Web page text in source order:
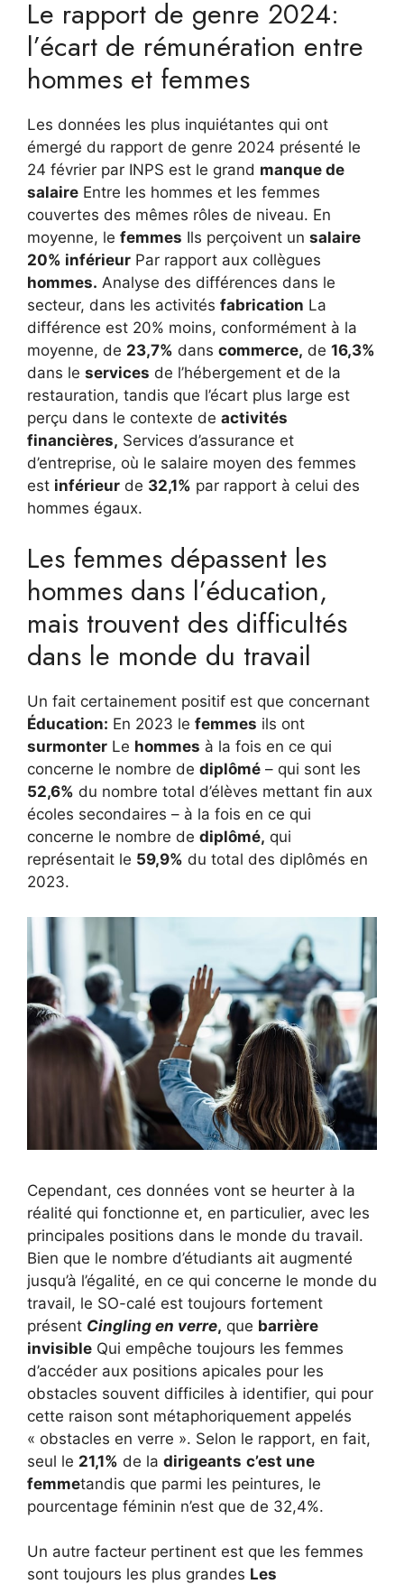
Le rapport de genre 2024:
l’écart de rémunération entre
hommes et femmes
Les données les plus inquiétantes qui ont
émergé du rapport de genre 2024 présenté le
24 février par INPS est le grand manque de
salaire Entre les hommes et les femmes
couvertes des mêmes rôles de niveau. En
moyenne, le femmes Ils perçoivent un salaire
20% inférieur Par rapport aux collègues
hommes. Analyse des différences dans le
secteur, dans les activités fabrication La
différence est 20% moins, conformément à la
moyenne, de 23,7% dans commerce, de 16,3%
dans le services de l’hébergement et de la
restauration, tandis que l’écart plus large est
perçu dans le contexte de activités
financières, Services d’assurance et
d’entreprise, où le salaire moyen des femmes
est inférieur de 32,1% par rapport à celui des
hommes égaux.
Les femmes dépassent les
hommes dans l’éducation,
mais trouvent des difficultés
dans le monde du travail
Un fait certainement positif est que concernant
Éducation: En 2023 le femmes ils ont
surmonter Le hommes à la fois en ce qui
concerne le nombre de diplômé – qui sont les
52,6% du nombre total d’élèves mettant fin aux
écoles secondaires – à la fois en ce qui
concerne le nombre de diplômé, qui
représentait le 59,9% du total des diplômés en
2023.
Cependant, ces données vont se heurter à la
réalité qui fonctionne et, en particulier, avec les
principales positions dans le monde du travail.
Bien que le nombre d’étudiants ait augmenté
jusqu’à l’égalité, en ce qui concerne le monde du
travail, le SO-calé est toujours fortement
présent Cingling en verre, que barrière
invisible Qui empêche toujours les femmes
d’accéder aux positions apicales pour les
obstacles souvent difficiles à identifier, qui pour
cette raison sont métaphoriquement appelés
« obstacles en verre ». Selon le rapport, en fait,
seul le 21,1% de la dirigeants c’est une
femmetandis que parmi les peintures, le
pourcentage féminin n’est que de 32,4%.
Un autre facteur pertinent est que les femmes
sont toujours les plus grandes Les